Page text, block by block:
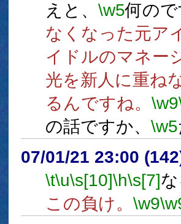
えと、 \w5何の
なくなった元ア
イドルのマネー
光を新人に重ね
るんですね。 \w9
の話ですか、 \w5
07/01/21 23:00
\t\u\s[10]\h\s[7]
この負け。 \w9